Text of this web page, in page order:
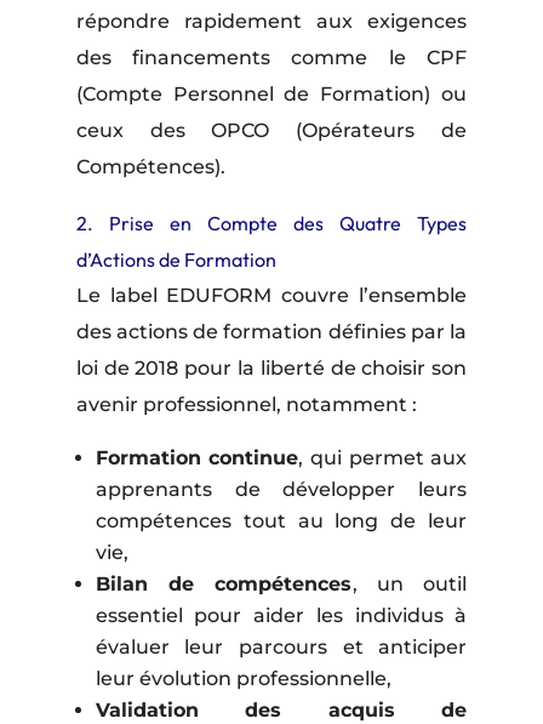
répondre rapidement aux exigences
des financements comme le CPF
(Compte Personnel de Formation) ou
ceux des OPCO (Opérateurs de
Compétences).
2. Prise en Compte des Quatre Types
d’Actions de Formation
Le label EDUFORM couvre l’ensemble
des actions de formation définies par la
loi de 2018 pour la liberté de choisir son
avenir professionnel, notamment :
Formation continue, qui permet aux
apprenants de développer leurs
compétences tout au long de leur
vie,
Bilan de compétences, un outil
essentiel pour aider les individus à
évaluer leur parcours et anticiper
leur évolution professionnelle,
Validation des acquis de